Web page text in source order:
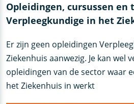
Opleidingen, cursussen
Verpleegkundige in het
Er zijn geen opleidingen
Ziekenhuis aanwezig. Je kan wel
opleidingen van de sector waar
het Ziekenhuis in werkt